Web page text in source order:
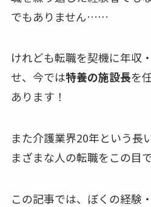
でもありません……
けれども転職を契機に年収
せ、今では特養の施設長を
あります！
また介護業界20年という長
まざまな人の転職をこの目
この記事では、ぼくの経験